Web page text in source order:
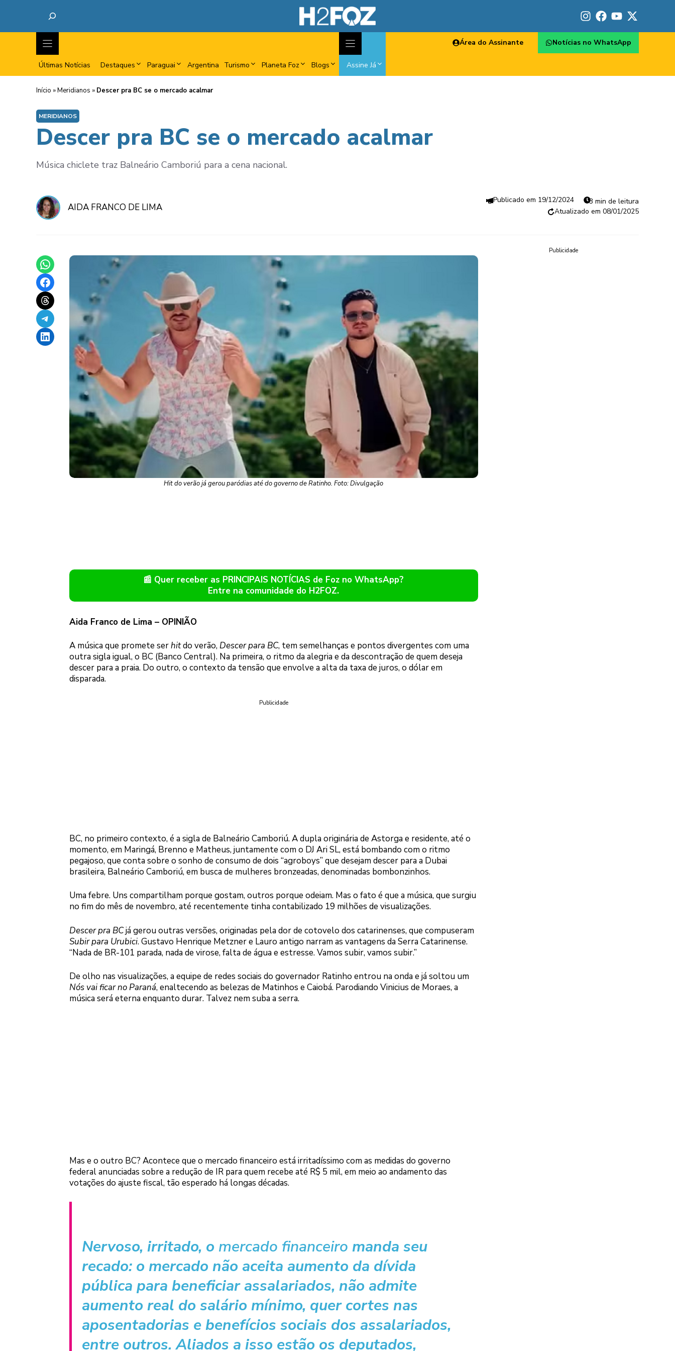
Últimas Notícias Destaques Paraguai Argentina Turismo Planeta Foz Blogs Assine Já
Área do Assinante Notícias no WhatsApp
Início »Meridianos » Descer pra BC se o mercado acalmar
MERIDIANOS
Descer pra BC se o mercado acalmar
Música chiclete traz Balneário Camboriú para a cena nacional.
AIDA FRANCO DE LIMA
19/12/2024
3 min de leitura
08/01/2025
Share on WhatsApp
Share on Facebook
Share on Threads
Share on Telegram
Share on LinkedIn
Hit do verão já gerou paródias até do governo de Ratinho. Foto: Divulgação
📰 Quer receber as PRINCIPAIS NOTÍCIAS de Foz no WhatsApp?
Entre na comunidade do H2FOZ.
Aida Franco de Lima – OPINIÃO
A música que promete serhitdo verão,Descer para BC, tem semelhanças e pontos divergentes com uma
outra sigla igual, o BC (Banco Central). Na primeira, o ritmo da alegria e da descontração de quem deseja
descer para a praia. Do outro, o contexto da tensão que envolve a alta da taxa de juros, o dólar em
disparada.
Publicidade
BC, no primeiro contexto, é a sigla de Balneário Camboriú. A dupla originária de Astorga e residente, até o
momento, em Maringá, Brenno e Matheus, juntamente com o DJ Ari SL, está bombando com o ritmo
pegajoso, que conta sobre o sonho de consumo de dois “agroboys” que desejam descer para a Dubai
brasileira, Balneário Camboriú, em busca de mulheres bronzeadas, denominadas bombonzinhos.
Uma febre. Uns compartilham porque gostam, outros porque odeiam. Mas o fato é que a música, que surgiu
no fim do mês de novembro, até recentemente tinha contabilizado 19 milhões de visualizações.
Descer pra BCjá gerou outras versões, originadas pela dor de cotovelo dos catarinenses, que compuseram
Subir para Urubici. Gustavo Henrique Metzner e Lauro antigo narram as vantagens da Serra Catarinense.
“Nada de BR-101 parada, nada de virose, falta de água e estresse. Vamos subir, vamos subir.”
De olho nas visualizações, a equipe de redes sociais do governador Ratinho entrou na onda e já soltou um
Nós vai ficar no Paraná, enaltecendo as belezas de Matinhos e Caiobá. Parodiando Vinicius de Moraes, a
música será eterna enquanto durar. Talvez nem suba a serra.
Mas e o outro BC? Acontece que o mercado financeiro está irritadíssimo com as medidas do governo
federal anunciadas sobre a redução de IR para quem recebe até R$ 5 mil, em meio ao andamento das
votações do ajuste fiscal, tão esperado há longas décadas.
Nervoso, irritado, o mercado financeiro manda seu
recado: o mercado não aceita aumento da dívida
pública para beneficiar assalariados, não admite
aumento real do salário mínimo, quer cortes nas
aposentadorias e benefícios sociais dos assalariados,
entre outros. Aliados a isso estão os deputados,
Publicidade